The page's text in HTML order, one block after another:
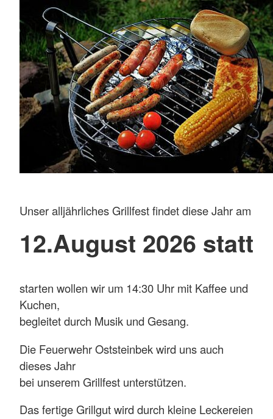
Unser alljährliches Grillfest findet diese Jahr am
12.August 2026 statt
starten wollen wir um 14:30 Uhr mit Kaffee und
Kuchen,
begleitet durch Musik und Gesang.
Die Feuerwehr Oststeinbek wird uns auch
dieses Jahr
bei unserem Grillfest unterstützen.
Das fertige Grillgut wird durch kleine Leckereien